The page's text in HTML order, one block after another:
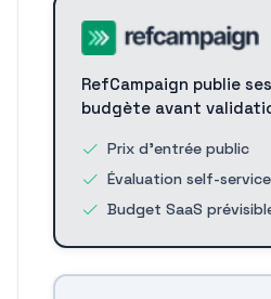
RefCampaign publie
budgète avant
Prix d'entrée public
Évaluation self-service
Budget SaaS